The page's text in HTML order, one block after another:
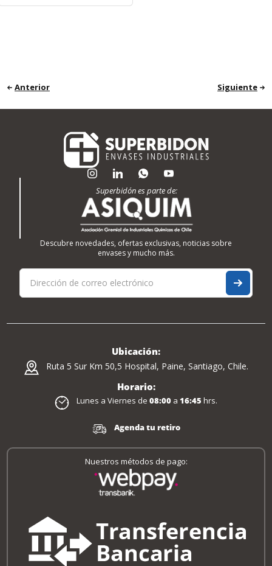
Anterior Siguiente
Superbidón es parte de:
Descubre novedades, ofertas exclusivas, noticias sobre
envases y mucho más.
Ubicación:
Ruta 5 Sur Km 50,5 Hospital, Paine, Santiago, Chile.
Horario:
Lunes a Viernes de 08:00 a 16:45 hrs.
Agenda tu retiro
Nuestros métodos de pago: